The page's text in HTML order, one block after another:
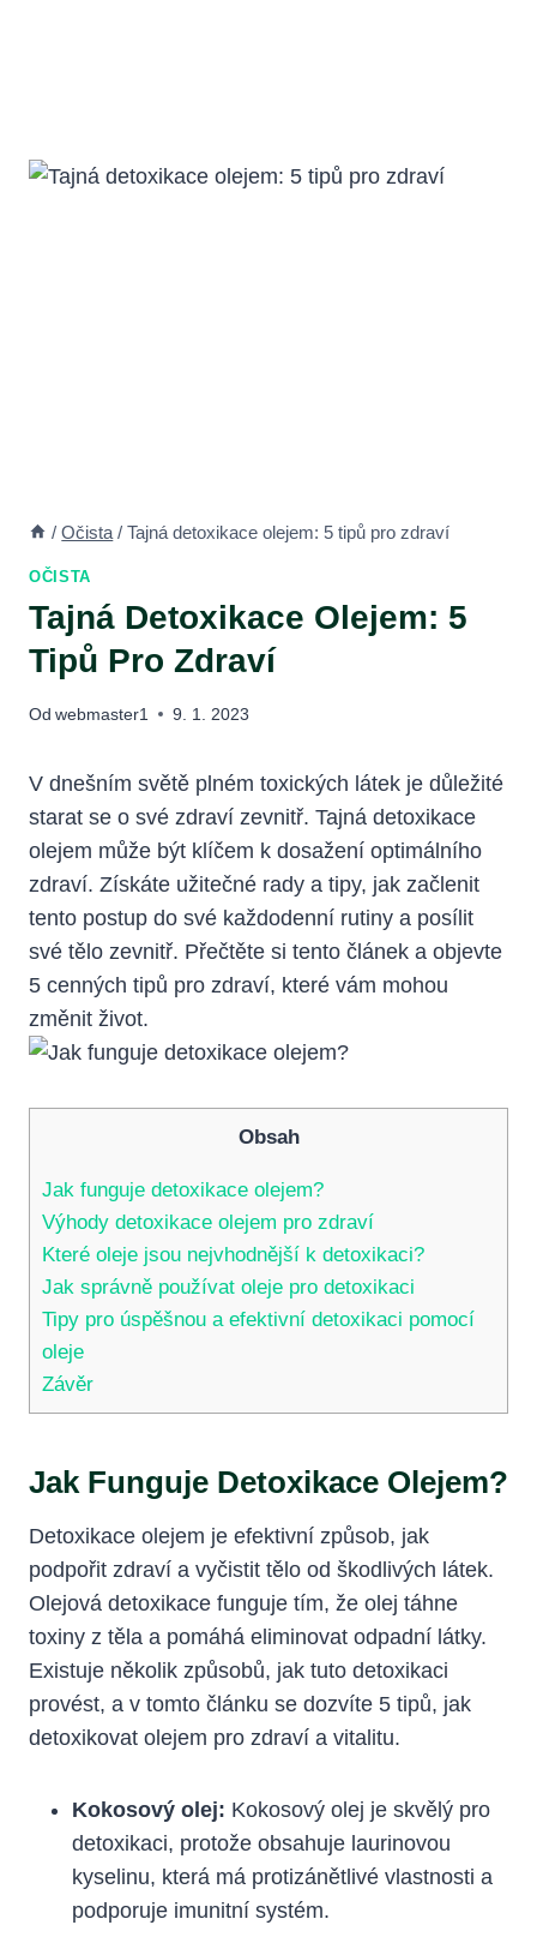
/ Očista / Tajná detoxikace olejem: 5 tipů pro zdraví
OČISTA
Tajná Detoxikace Olejem: 5
Tipů Pro Zdraví
Od webmaster1 9. 1. 2023
V dnešním světě plném toxických látek je důležité
starat se o své zdraví zevnitř. Tajná detoxikace
olejem může být klíčem k dosažení optimálního
zdraví. Získáte užitečné rady a tipy, jak začlenit
tento postup do své každodenní rutiny a posílit
své tělo zevnitř. Přečtěte si tento článek a objevte
5 cenných tipů pro zdraví, které vám mohou
změnit život.
Obsah
Jak funguje detoxikace olejem?
Výhody detoxikace olejem pro zdraví
Které oleje jsou nejvhodnější k detoxikaci?
Jak správně používat oleje pro detoxikaci
Tipy pro úspěšnou a efektivní detoxikaci pomocí
oleje
Závěr
Jak Funguje Detoxikace Olejem?
Detoxikace olejem je efektivní způsob, jak
podpořit zdraví a vyčistit tělo od škodlivých látek.
Olejová detoxikace funguje tím, že olej táhne
toxiny z těla a pomáhá eliminovat odpadní látky.
Existuje několik způsobů, jak tuto detoxikaci
provést, a v tomto článku se dozvíte 5 tipů, jak
detoxikovat olejem pro zdraví a vitalitu.
Kokosový olej: Kokosový olej je skvělý pro
detoxikaci, protože obsahuje laurinovou
kyselinu, která má protizánětlivé vlastnosti a
podporuje imunitní systém.